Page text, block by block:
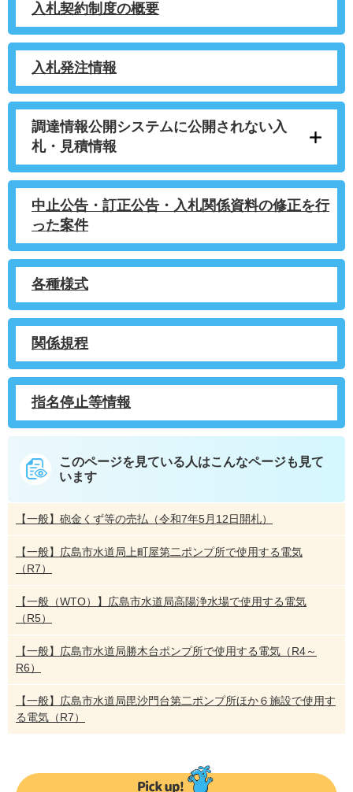
入札契約制度の概要
入札発注情報
調達情報公開システムに公開されない入
札・見積情報
中止公告・訂正公告・入札関係資料の修正を行
った案件
各種様式
関係規程
指名停止等情報
このページを見ている人はこんなページも見て
います
【一般】砲金くず等の売払（令和7年5月12日開札）
【一般】広島市水道局上町屋第二ポンプ所で使用する電気
（R7）
【一般（WTO）】広島市水道局高陽浄水場で使用する電気
（R5）
【一般】広島市水道局勝木台ポンプ所で使用する電気（R4～
R6）
【一般】広島市水道局毘沙門台第二ポンプ所ほか６施設で使用す
る電気（R7）